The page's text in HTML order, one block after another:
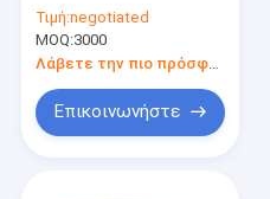
εγγράφου καφέ
χρώματος φίλτρων
καφέ V60
Τιμή:negotiated
MOQ:3000
Λάβετε την πιο πρόσφατη τιμή
Επικοινωνήστε